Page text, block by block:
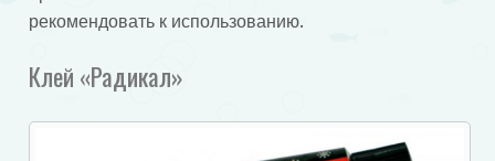
рекомендовать к использованию.
Клей «Радикал»